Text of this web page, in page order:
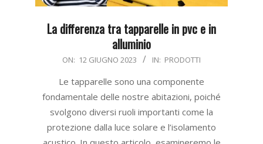
La differenza tra tapparelle in pvc e in
alluminio
ON: 12 GIUGNO 2023 IN: PRODOTTI
Le tapparelle sono una componente
fondamentale delle nostre abitazioni, poiché
svolgono diversi ruoli importanti come la
protezione dalla luce solare e l’isolamento